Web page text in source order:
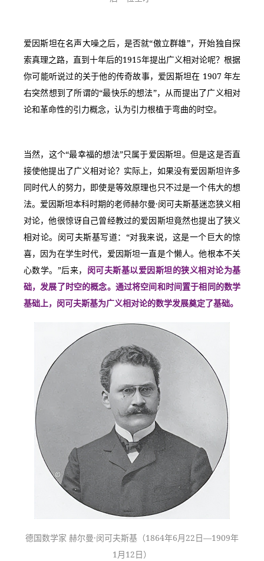
爱因斯坦在名声大噪之后，是否就“傲立群雄”，开始独自探
索真理之路，直到十年后的1915年提出广义相对论呢？根据
你可能听说过的关于他的传奇故事，爱因斯坦在 1907 年左
右突然想到了所谓的“最快乐的想法”，从而提出了广义相对
论和革命性的引力概念，认为引力根植于弯曲的时空。
当然，这个“最幸福的想法”只属于爱因斯坦。但是这是否直
接使他提出了广义相对论？实际上，如果没有爱因斯坦许多
同时代人的努力，即使是等效原理也只不过是一个伟大的想
法。爱因斯坦本科时期的老师赫尔曼·闵可夫斯基迷恋狭义相
对论，他很惊讶自己曾经教过的爱因斯坦竟然也提出了狭义
相对论。闵可夫斯基写道：“对我来说，这是一个巨大的惊
喜，因为在学生时代，爱因斯坦一直是个懒人。他根本不关
心数学。”后来， 闵可夫斯基以爱因斯坦的狭义相对论为基
础，发展了时空的概念。通过将空间和时间置于相同的数学
基础上，闵可夫斯基为广义相对论的数学发展奠定了基础。
德国数学家 赫尔曼·闵可夫斯基（1864年6月22日—1909年
1月12日）